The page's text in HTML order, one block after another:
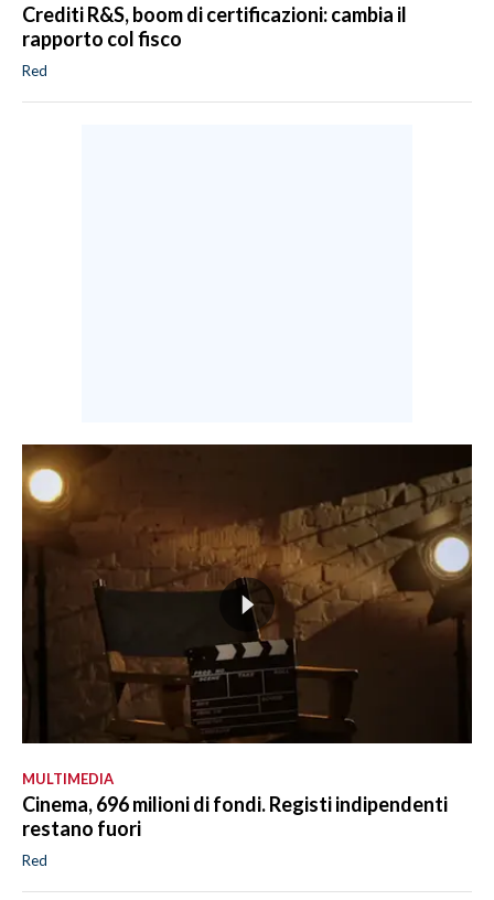
Crediti R&S, boom di certificazioni: cambia il
rapporto col fisco
Red
MULTIMEDIA
Cinema, 696 milioni di fondi. Registi indipendenti
restano fuori
Red